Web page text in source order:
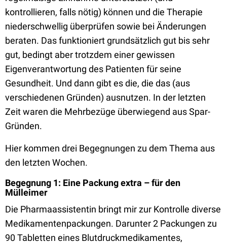
kontrollieren, falls nötig) können und die Therapie
niederschwellig überprüfen sowie bei Änderungen
beraten. Das funktioniert grundsätzlich gut bis sehr
gut, bedingt aber trotzdem einer gewissen
Eigenverantwortung des Patienten für seine
Gesundheit. Und dann gibt es die, die das (aus
verschiedenen Gründen) ausnutzen. In der letzten
Zeit waren die Mehrbezüge überwiegend aus Spar-
Gründen.
Hier kommen drei Begegnungen zu dem Thema aus
den letzten Wochen.
Begegnung 1: Eine Packung extra – für den
Mülleimer
Die Pharmaassistentin bringt mir zur Kontrolle diverse
Medikamentenpackungen. Darunter 2 Packungen zu
90 Tabletten eines Blutdruckmedikamentes,